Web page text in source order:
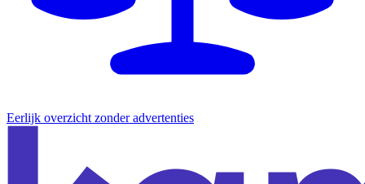
Eerlijk overzicht zonder advertenties